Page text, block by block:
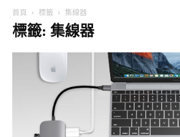
首頁 標籤 集線器
標籤: 集線器